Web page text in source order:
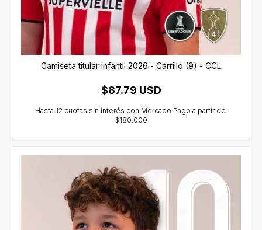
Camiseta titular infantil 2026 - Carrillo (9) - CCL
$87.79 USD